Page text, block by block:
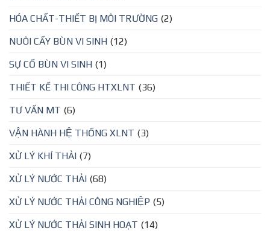
HÓA CHẤT-THIẾT BỊ MÔI TRƯỜNG (2)
NUÔI CẤY BÙN VI SINH (12)
SỰ CỐ BÙN VI SINH (1)
THIẾT KẾ THI CÔNG HTXLNT (36)
TƯ VẤN MT (6)
VẬN HÀNH HỆ THỐNG XLNT (3)
XỬ LÝ KHÍ THẢI (7)
XỬ LÝ NƯỚC THẢI (68)
XỬ LÝ NƯỚC THẢI CÔNG NGHIỆP (5)
XỬ LÝ NƯỚC THẢI SINH HOẠT (14)